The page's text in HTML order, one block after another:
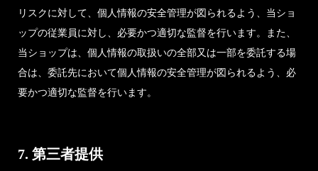
リスクに対して、個人情報の安全管理が図られるよう、当ショ
ップの従業員に対し、必要かつ適切な監督を行います。また、
当ショップは、個人情報の取扱いの全部又は一部を委託する場
合は、委託先において個人情報の安全管理が図られるよう、必
要かつ適切な監督を行います。
7. 第三者提供